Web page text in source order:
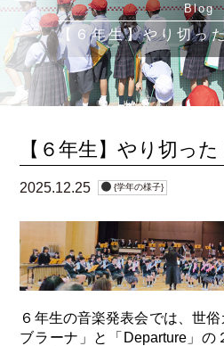
Blog
【６年生】やり切っ
【６年生】やり切っ
2025.12.25 {学年の様子}
６年生の音楽発表会では、世
ブラーナ」と「Departure」の